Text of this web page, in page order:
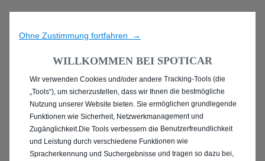
ENTDECKEN SIE ALLE
MIT PLUG-IN-HYBRID
ANTRIEB IN KERPEN
Ohne Zustimmung fortfahren →
WILLKOMMEN BEI SPOTICAR
Wir verwenden Cookies und/oder andere Tracking-Tools (die
„Tools“), um sicherzustellen, dass wir Ihnen die bestmögliche
Nutzung unserer Website bieten. Sie ermöglichen grundlegende
Funktionen wie Sicherheit, Netzwerkmanagement und
Zugänglichkeit.Die Tools verbessern die Benutzerfreundlichkeit
und Leistung durch verschiedene Funktionen wie
Spracherkennung und Suchergebnisse und tragen so dazu bei,